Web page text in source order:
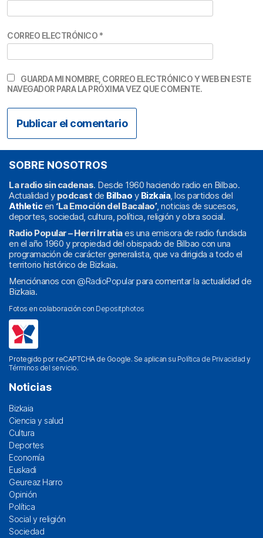
CORREO ELECTRÓNICO *
GUARDA MI NOMBRE, CORREO ELECTRÓNICO Y WEB EN ESTE
NAVEGADOR PARA LA PRÓXIMA VEZ QUE COMENTE.
SOBRE NOSOTROS
La radio sin cadenas. Desde 1960 haciendo radio en Bilbao.
Actualidad y podcast de Bilbao y Bizkaia, los partidos del
Athleticen ‘La Emoción del Bacalao’, noticias de sucesos,
deportes, sociedad, cultura, política, religión y obra social.
Radio Popular – Herri Irratiaes una emisora de radio fundada
en el año 1960 y propiedad del obispado de Bilbao con una
programación de carácter generalista, que va dirigida a todo el
territorio histórico de Bizkaia.
Menciónanos con @RadioPopularpara comentar la actualidad de
Bizkaia.
Fotos en colaboración con Depositphotos
Protegido por reCAPTCHA de Google. Se aplican su Política de Privacidad y
Términos del servicio.
Noticias
Bizkaia
Ciencia y salud
Cultura
Deportes
Economía
Euskadi
Geureaz Harro
Opinión
Política
Social y religión
Sociedad